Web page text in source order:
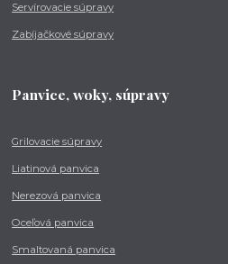
Servírovacie súpravy
Zabíjačkové súpravy
Panvice, woky, súpravy
Grilovacie súpravy
Liatinová panvica
Nerezová panvica
Oceľová panvica
Smaltovaná panvica